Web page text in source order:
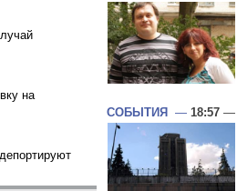
на
СОБЫТИЯ — 18:57 —